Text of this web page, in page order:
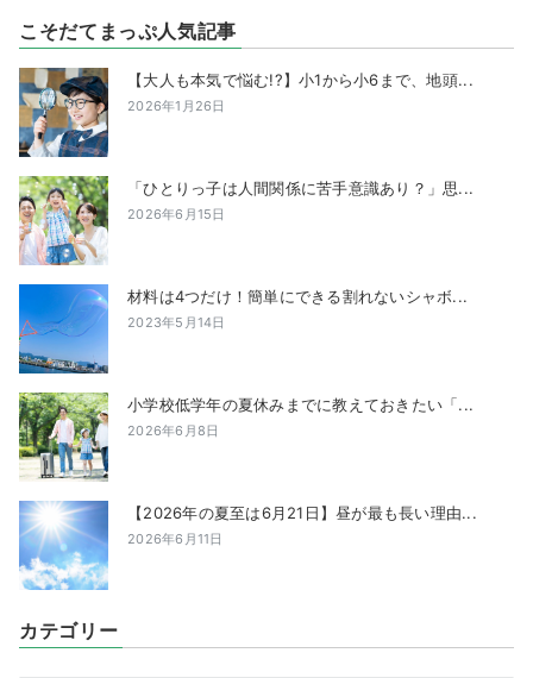
こそだてまっぷ人気記事
【大人も本気で悩む!?】小1から小6まで、地頭...
2026年1月26日
「ひとりっ子は人間関係に苦手意識あり？」思...
2026年6月15日
材料は4つだけ！簡単にできる割れないシャボ...
2023年5月14日
小学校低学年の夏休みまでに教えておきたい「...
2026年6月8日
【2026年の夏至は6月21日】昼が最も長い理由...
2026年6月11日
カテゴリー